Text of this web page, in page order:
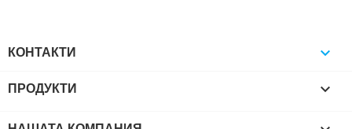
КОНТАКТИ 
ПРОДУКТИ 